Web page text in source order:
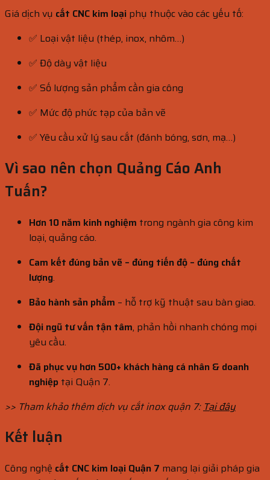
Giá dịch vụ cắt CNC kim loại phụ thuộc vào các yếu tố:
✅ Loại vật liệu (thép, inox, nhôm…)
✅ Độ dày vật liệu
✅ Số lượng sản phẩm cần gia công
✅ Mức độ phức tạp của bản vẽ
✅ Yêu cầu xử lý sau cắt (đánh bóng, sơn, mạ…)
Vì sao nên chọn Quảng Cáo Anh
Tuấn?
Hơn 10 năm kinh nghiệm trong ngành gia công kim
loại, quảng cáo.
Cam kết đúng bản vẽ – đúng tiến độ – đúng chất
lượng.
Bảo hành sản phẩm – hỗ trợ kỹ thuật sau bàn giao.
Đội ngũ tư vấn tận tâm, phản hồi nhanh chóng mọi
yêu cầu.
Đã phục vụ hơn 500+ khách hàng cá nhân & doanh
nghiệp tại Quận 7.
>> Tham khảo thêm dịch vụ cắt inox quận 7: Tại đây
Kết luận
Công nghệ cắt CNC kim loại Quận 7 mang lại giải pháp gia